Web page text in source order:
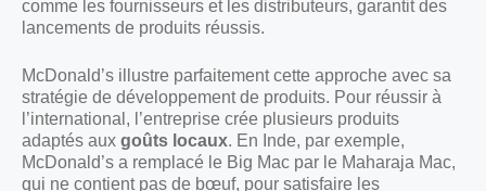
comme les fournisseurs et les distributeurs, garantit des
lancements de produits réussis.
McDonald’s illustre parfaitement cette approche avec sa
stratégie de développement de produits. Pour réussir à
l’international, l’entreprise crée plusieurs produits
adaptés aux goûts locaux. En Inde, par exemple,
McDonald’s a remplacé le Big Mac par le Maharaja Mac,
qui ne contient pas de bœuf, pour satisfaire les